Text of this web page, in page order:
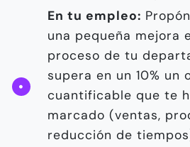
En tu empleo:
una pequeña mejora
proceso de tu
supera en un 10% un
cuantificable que te
marcado (ventas,
reducción de